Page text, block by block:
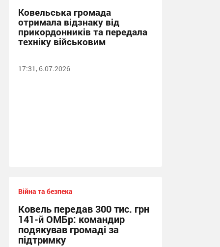
Ковельська громада
отримала відзнаку від
прикордонників та передала
техніку військовим
17:31, 6.07.2026
Війна та безпека
Ковель передав 300 тис. грн
141-й ОМБр: командир
подякував громаді за
підтримку